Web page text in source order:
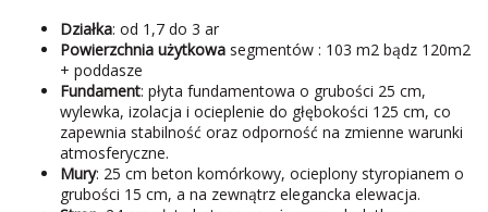
Działka: od 1,7 do 3 ar
Powierzchnia użytkowa segmentów : 103 m2 bądz 120m2
+ poddasze
Fundament: płyta fundamentowa o grubości 25 cm,
wylewka, izolacja i ocieplenie do głębokości 125 cm, co
zapewnia stabilność oraz odporność na zmienne warunki
atmosferyczne.
Mury: 25 cm beton komórkowy, ocieplony styropianem o
grubości 15 cm, a na zewnątrz elegancka elewacja.